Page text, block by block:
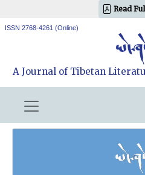
Read
ISSN 2768-4261 (Online)
A Journal of Tibetan